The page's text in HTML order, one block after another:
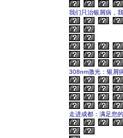
我们只治银屑病，
308nm激光：银屑
走进成都：满足您